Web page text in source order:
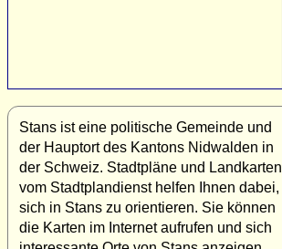
Stans ist eine politische Gemeinde und
der Hauptort des Kantons Nidwalden in
der Schweiz. Stadtpläne und Landkarten
vom Stadtplandienst helfen Ihnen dabei,
sich in Stans zu orientieren. Sie können
die Karten im Internet aufrufen und sich